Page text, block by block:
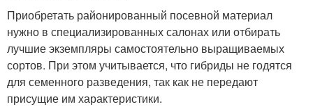
Приобретать районированный посевной материал
нужно в специализированных салонах или отбирать
лучшие экземпляры самостоятельно выращиваемых
сортов. При этом учитывается, что гибриды не годятся
для семенного разведения, так как не передают
присущие им характеристики.